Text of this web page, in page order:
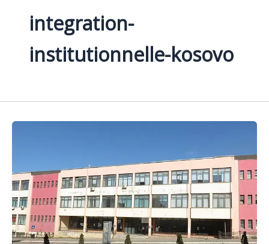
integration-
institutionnelle-kosovo